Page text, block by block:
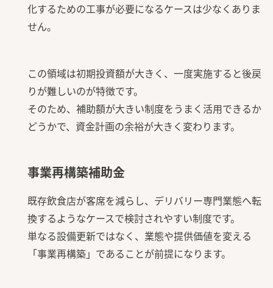
化するための工事が必要になるケースは少なくありま
せん。
この領域は初期投資額が大きく、一度実施すると後戻
りが難しいのが特徴です。
そのため、補助額が大きい制度をうまく活用できるか
どうかで、資金計画の余裕が大きく変わります。
事業再構築補助金
既存飲食店が客席を減らし、デリバリー専門業態へ転
換するようなケースで検討されやすい制度です。
単なる設備更新ではなく、業態や提供価値を変える
「事業再構築」であることが前提になります。